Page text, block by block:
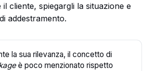
cliente, spiegargli la situazione e
addestramento.
la sua rilevanza, il concetto di
è poco menzionato rispetto